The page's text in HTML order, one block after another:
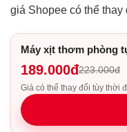
giá Shopee có thể thay
Máy xịt thơm phòng
189.000đ223.000đ
Giá có thể thay đổi tùy thời